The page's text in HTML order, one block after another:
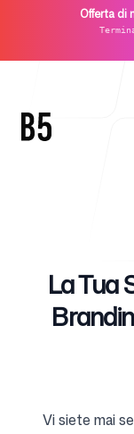
Offerta di
La Tua
Vi siete mai